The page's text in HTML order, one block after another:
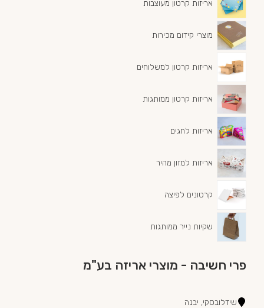
אריזות קרטון מעוצבות
מוצרי קידום מכירות
אריזות קרטון למשלוחים
אריזות קרטון ממותגות
אריזות לחגים
אריזות למזון מהיר
קרטונים לפיצה
שקיות נייר ממותגות
פרי חשיבה - מוצרי אריזה בע"מ
שידלובסקי, יבנה